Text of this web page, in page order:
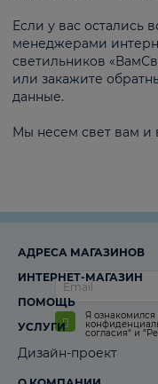
Если у вас остались
менеджерами
светильников
или закажите
данные.
Мы несем свет вам и
Я
согласия“ и
АДРЕСА МАГАЗИНОВ
ИНТЕРНЕТ-МАГАЗИН
ПОМОЩЬ
УСЛУГИ
Дизайн-проект